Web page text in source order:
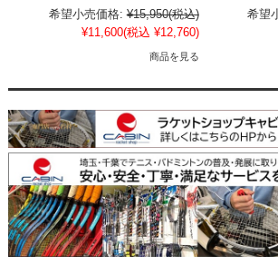
希望小売価格: ¥15,950(税込)
¥11,600(税込 ¥12,760)
商品を見る
希望